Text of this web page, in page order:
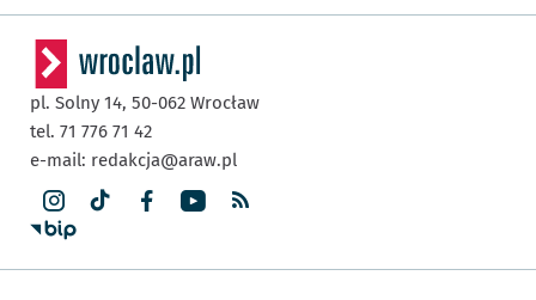
pl. Solny 14, 50-062 Wrocław
tel. 71 776 71 42
e-mail: redakcja@araw.pl